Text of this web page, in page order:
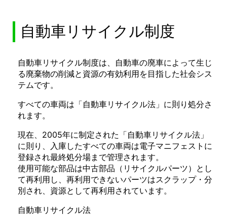
自動車リサイクル制度
自動車リサイクル制度は、自動車の廃車によって生じ
る廃棄物の削減と資源の有効利用を目指した社会シス
テムです。
すべての車両は「自動車リサイクル法」に則り処分さ
れます。
現在、2005年に制定された「自動車リサイクル法」
に則り、入庫したすべての車両は電子マニフェストに
登録され最終処分場まで管理されます。
使用可能な部品は中古部品（リサイクルパーツ）とし
て再利用し、再利用できないパーツはスクラップ・分
別され、資源として再利用されています。
自動車リサイクル法